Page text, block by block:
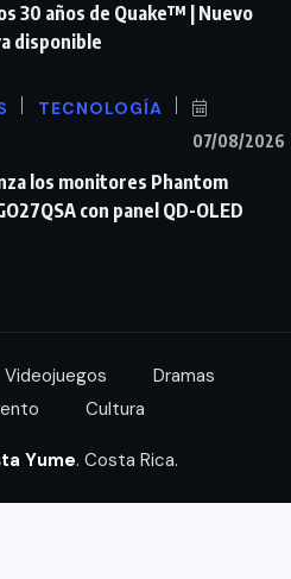
30 años de Quake™ | Nuevo
disponible
TECNOLOGÍA
07/08/2026
los monitores Phantom
con panel QD-OLED
Videojuegos
Dramas
Cultura
Yume. Costa Rica.